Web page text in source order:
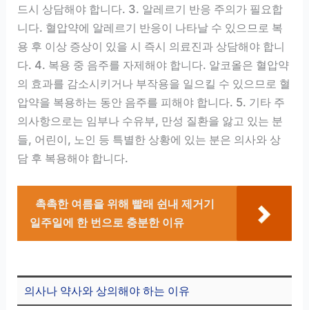
드시 상담해야 합니다. 3. 알레르기 반응 주의가 필요합
니다. 혈압약에 알레르기 반응이 나타날 수 있으므로 복
용 후 이상 증상이 있을 시 즉시 의료진과 상담해야 합니
다. 4. 복용 중 음주를 자제해야 합니다. 알코올은 혈압약
의 효과를 감소시키거나 부작용을 일으킬 수 있으므로 혈
압약을 복용하는 동안 음주를 피해야 합니다. 5. 기타 주
의사항으로는 임부나 수유부, 만성 질환을 앓고 있는 분
들, 어린이, 노인 등 특별한 상황에 있는 분은 의사와 상
담 후 복용해야 합니다.
촉촉한 여름을 위해 빨래 쉰내 제거기
일주일에 한 번으로 충분한 이유
의사나 약사와 상의해야 하는 이유